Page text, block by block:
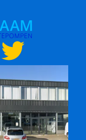
T
w
i
t